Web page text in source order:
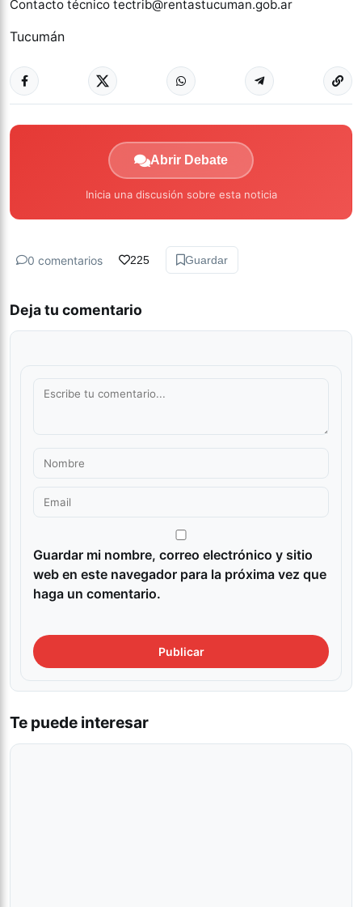
Contacto técnico tectrib@rentastucuman.gob.ar
Tucumán
Abrir Debate
Inicia una discusión sobre esta noticia
0 comentarios 225 Guardar
Deja tu comentario
Guardar mi nombre, correo electrónico y sitio
web en este navegador para la próxima vez que
haga un comentario.
Te puede interesar